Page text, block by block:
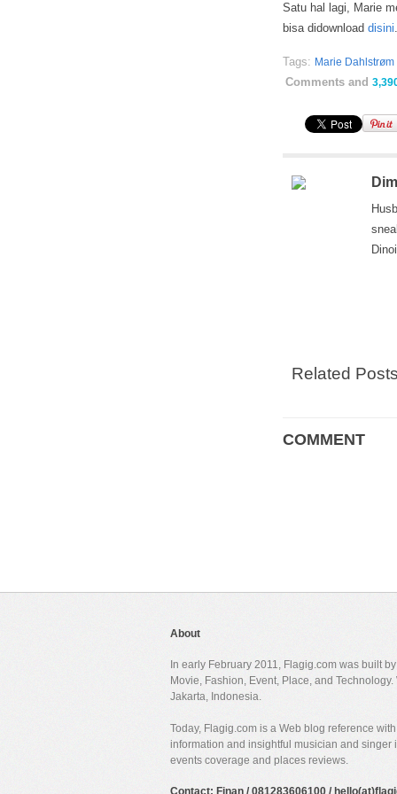
Satu hal lagi, Marie
bisa didownload disini.
Tags: Marie Dahlstrøm
Comments and
Related
COMMENT
About
In early February 2011, Flagig.com was built
Movie, Fashion, Event, Place, and
Jakarta, Indonesia.
Today, Flagig.com is a Web blog reference
information and insightful musician and
events coverage and places reviews.
Contact: Finan / 081283606100 /